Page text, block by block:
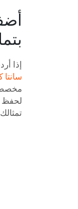
إذا
سانتا
لحفظ